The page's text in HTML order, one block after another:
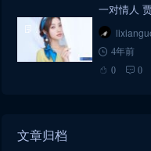
一对情人
4年前
0
0
文章归档